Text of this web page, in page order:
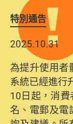
特別通告
2025.10.31
為提升使用者
系統已經進行
10日起，消
名、電郵及電